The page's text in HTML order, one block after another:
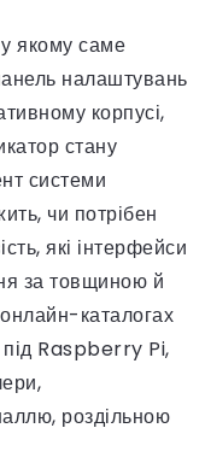
якому саме
налаштувань
корпусі,
стану
системи
чи потрібен
які інтерфейси
за товщиною й
каталогах
під Raspberry Pi,
роздільною